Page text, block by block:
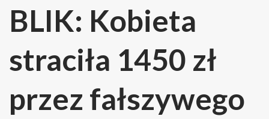
BLIK: Kobieta
straciła 1450 zł
przez fałszywego